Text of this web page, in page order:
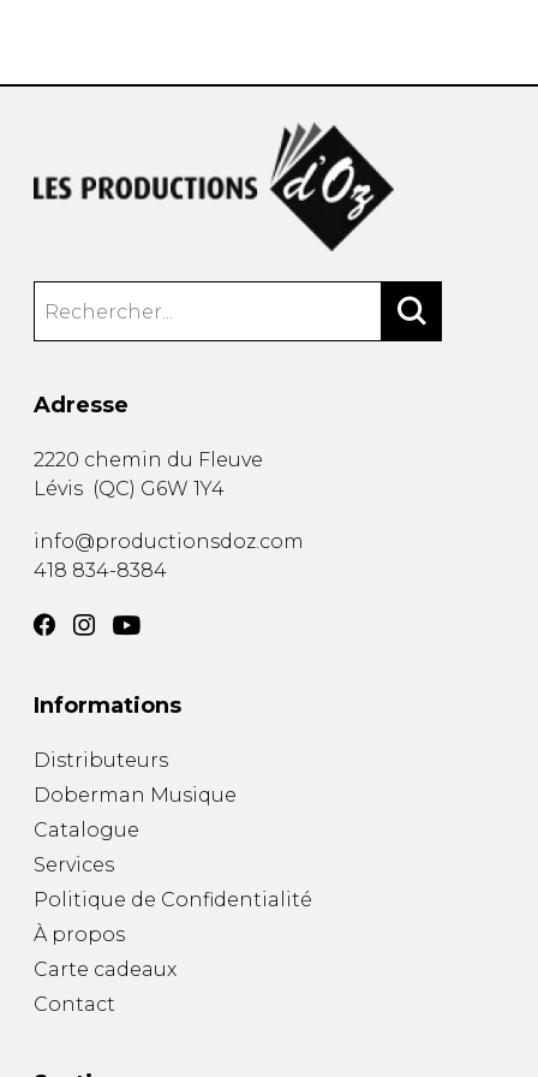
Adresse
2220 chemin du Fleuve
Lévis (QC) G6W 1Y4
info@productionsdoz.com
418 834-8384
Informations
Distributeurs
Doberman Musique
Catalogue
Services
Politique de Confidentialité
À propos
Carte cadeaux
Contact